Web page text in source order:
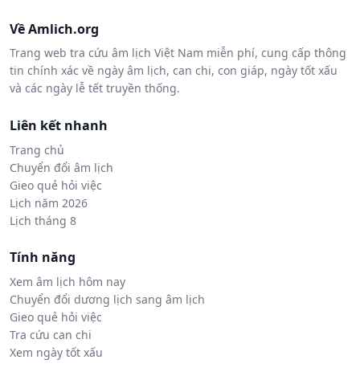
Về Amlich.org
Trang web tra cứu âm lịch Việt Nam miễn phí, cung cấp thông
tin chính xác về ngày âm lịch, can chi, con giáp, ngày tốt xấu
và các ngày lễ tết truyền thống.
Liên kết nhanh
Trang chủ
Chuyển đổi âm lịch
Gieo quẻ hỏi việc
Lịch năm 2026
Lịch tháng 8
Tính năng
Xem âm lịch hôm nay
Chuyển đổi dương lịch sang âm lịch
Gieo quẻ hỏi việc
Tra cứu can chi
Xem ngày tốt xấu